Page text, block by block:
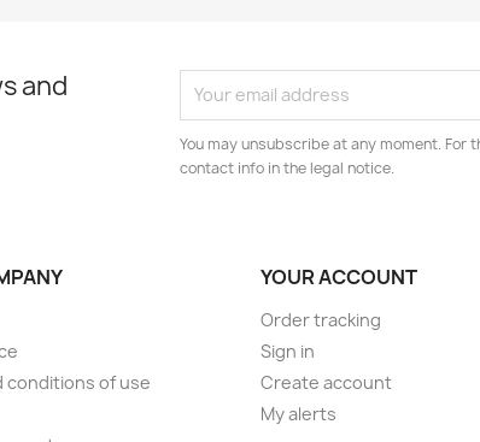
and
You may unsubscribe at any moment. For
contact info in the legal notice.
conditions of use
YOUR ACCOUNT
Order tracking
Sign in
Create account
My alerts